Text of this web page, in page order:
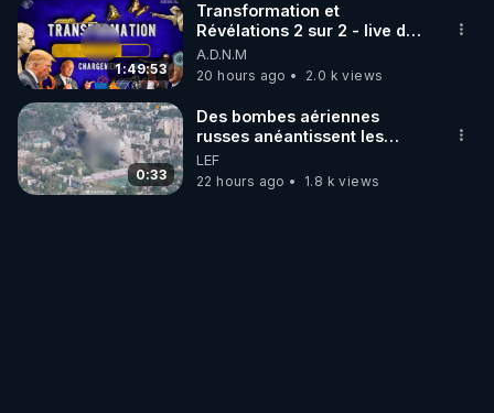
1:49:53
Transformation et
Révélations 2 sur 2 - live du
07/08/26
A.D.N.M
20 hours ago
2.0 k views
0:33
Des bombes aériennes
russes anéantissent les
centres de contrôle de
drones de 3 brigades
ukrainienne
LEF
22 hours ago
1.8 k views